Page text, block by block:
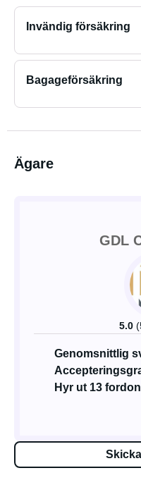
Invändig försäkring
Bagageförsäkring
Ägare
GDL
5.0
Genomsnittlig
Hyr ut 13 fordon